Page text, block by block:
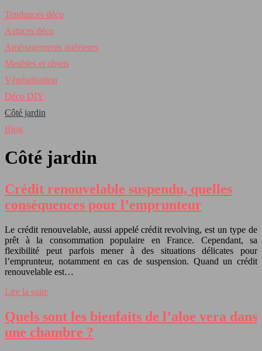
Tendances déco
Astuces déco
Aménagements intérieurs
Meubles et objets
Végétalisation
Déco DIY
Côté jardin
Blog
Côté jardin
Crédit renouvelable suspendu, quelles
conséquences pour l’emprunteur
Le crédit renouvelable, aussi appelé crédit revolving, est un type de
prêt à la consommation populaire en France. Cependant, sa
flexibilité peut parfois mener à des situations délicates pour
l’emprunteur, notamment en cas de suspension. Quand un crédit
renouvelable est…
Lire la suite
Quels sont les bienfaits de l’aloe vera dans
une chambre ?